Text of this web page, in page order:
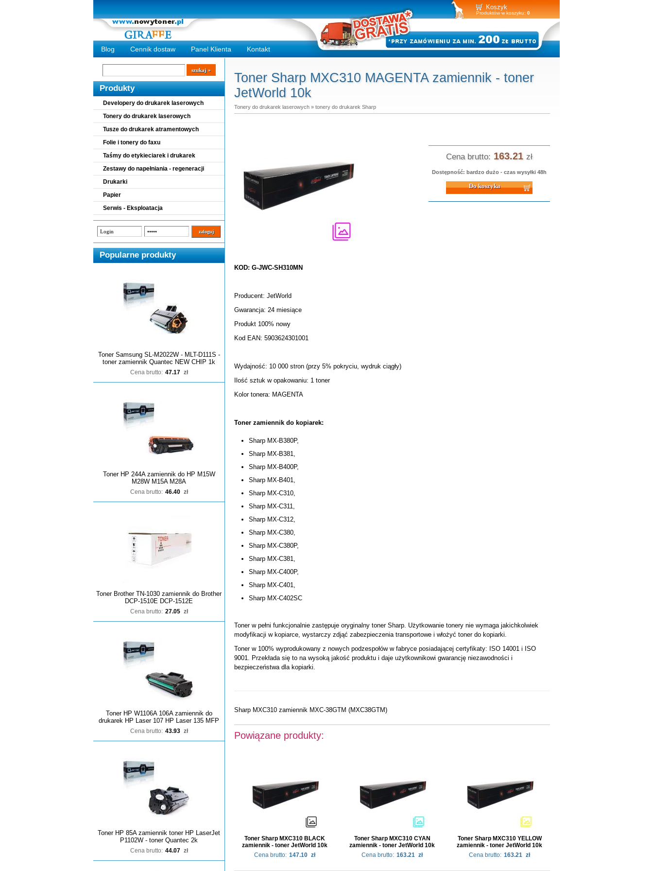
Koszyk
Produktów w koszyku: 0
Blog Cennik dostaw Panel Klienta Kontakt
Wyszukiwarka
szukaj
Produkty
Developery do drukarek laserowych
Tonery do drukarek laserowych
Tusze do drukarek atramentowych
Folie i tonery do faxu
Taśmy do etykieciarek i drukarek
Zestawy do napełniania - regeneracji
Drukarki
Papier
Serwis - Eksploatacja
Popularne produkty
Toner Samsung SL-M2022W - MLT-D111S -
toner zamiennik Quantec NEW CHIP 1k
Cena brutto: 47.17 zł
Toner HP 244A zamiennik do HP M15W
M28W M15A M28A
Cena brutto: 46.40 zł
Toner Brother TN-1030 zamiennik do Brother
DCP-1510E DCP-1512E
Cena brutto: 27.05 zł
Toner HP W1106A 106A zamiennik do
drukarek HP Laser 107 HP Laser 135 MFP
Cena brutto: 43.93 zł
Toner HP 85A zamiennik toner HP LaserJet
P1102W - toner Quantec 2k
Cena brutto: 44.07 zł
Toner Sharp MXC310 MAGENTA zamiennik - toner
JetWorld 10k
Tonery do drukarek laserowych » tonery do drukarek Sharp
Cena brutto: 163.21 zł
Dostępność: bardzo dużo - czas wysyłki 48h
Do koszyka
KOD: G-JWC-SH310MN
Producent: JetWorld
Gwarancja: 24 miesiące
Produkt 100% nowy
Kod EAN: 5903624301001
Wydajność: 10 000 stron (przy 5% pokryciu, wydruk ciągły)
Ilość sztuk w opakowaniu: 1 toner
Kolor tonera: MAGENTA
Toner zamiennik do kopiarek:
Sharp MX-B380P,
Sharp MX-B381,
Sharp MX-B400P,
Sharp MX-B401,
Sharp MX-C310,
Sharp MX-C311,
Sharp MX-C312,
Sharp MX-C380,
Sharp MX-C380P,
Sharp MX-C381,
Sharp MX-C400P,
Sharp MX-C401,
Sharp MX-C402SC
Toner w pełni funkcjonalnie zastępuje oryginalny toner Sharp. Użytkowanie tonery nie wymaga jakichkolwiek
modyfikacji w kopiarce, wystarczy zdjąć zabezpieczenia transportowe i włożyć toner do kopiarki.
Toner w 100% wyprodukowany z nowych podzespołów w fabryce posiadającej certyfikaty: ISO 14001 i ISO
9001. Przekłada się to na wysoką jakość produktu i daje użytkownikowi gwarancję niezawodności i
bezpieczeństwa dla kopiarki.
Sharp MXC310 zamiennik MXC-38GTM (MXC38GTM)
Powiązane produkty:
Toner Sharp MXC310 BLACK
zamiennik - toner JetWorld 10k
Cena brutto: 147.10 zł
Toner Sharp MXC310 CYAN
zamiennik - toner JetWorld 10k
Cena brutto: 163.21 zł
Toner Sharp MXC310 YELLOW
zamiennik - toner JetWorld 10k
Cena brutto: 163.21 zł